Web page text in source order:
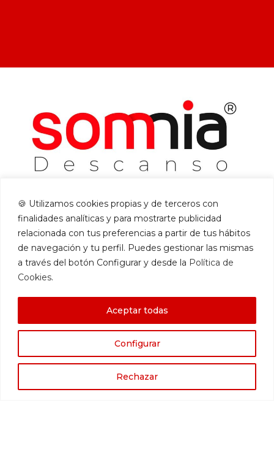
🍪 Utilizamos cookies propias y de terceros con
finalidades analíticas y para mostrarte publicidad
relacionada con tus preferencias a partir de tus hábitos
de navegación y tu perfil. Puedes gestionar las mismas
a través del botón Configurar y desde la Política de
Cookies.
Configurar
Rechazar
Aceptar todas
fabricación y venta de colchones online, bases
para colchón, camas eléctricas y complementos
de descanso.
Catálogo
Dormitorio
Cabeceros
Recibidor – Pasillo